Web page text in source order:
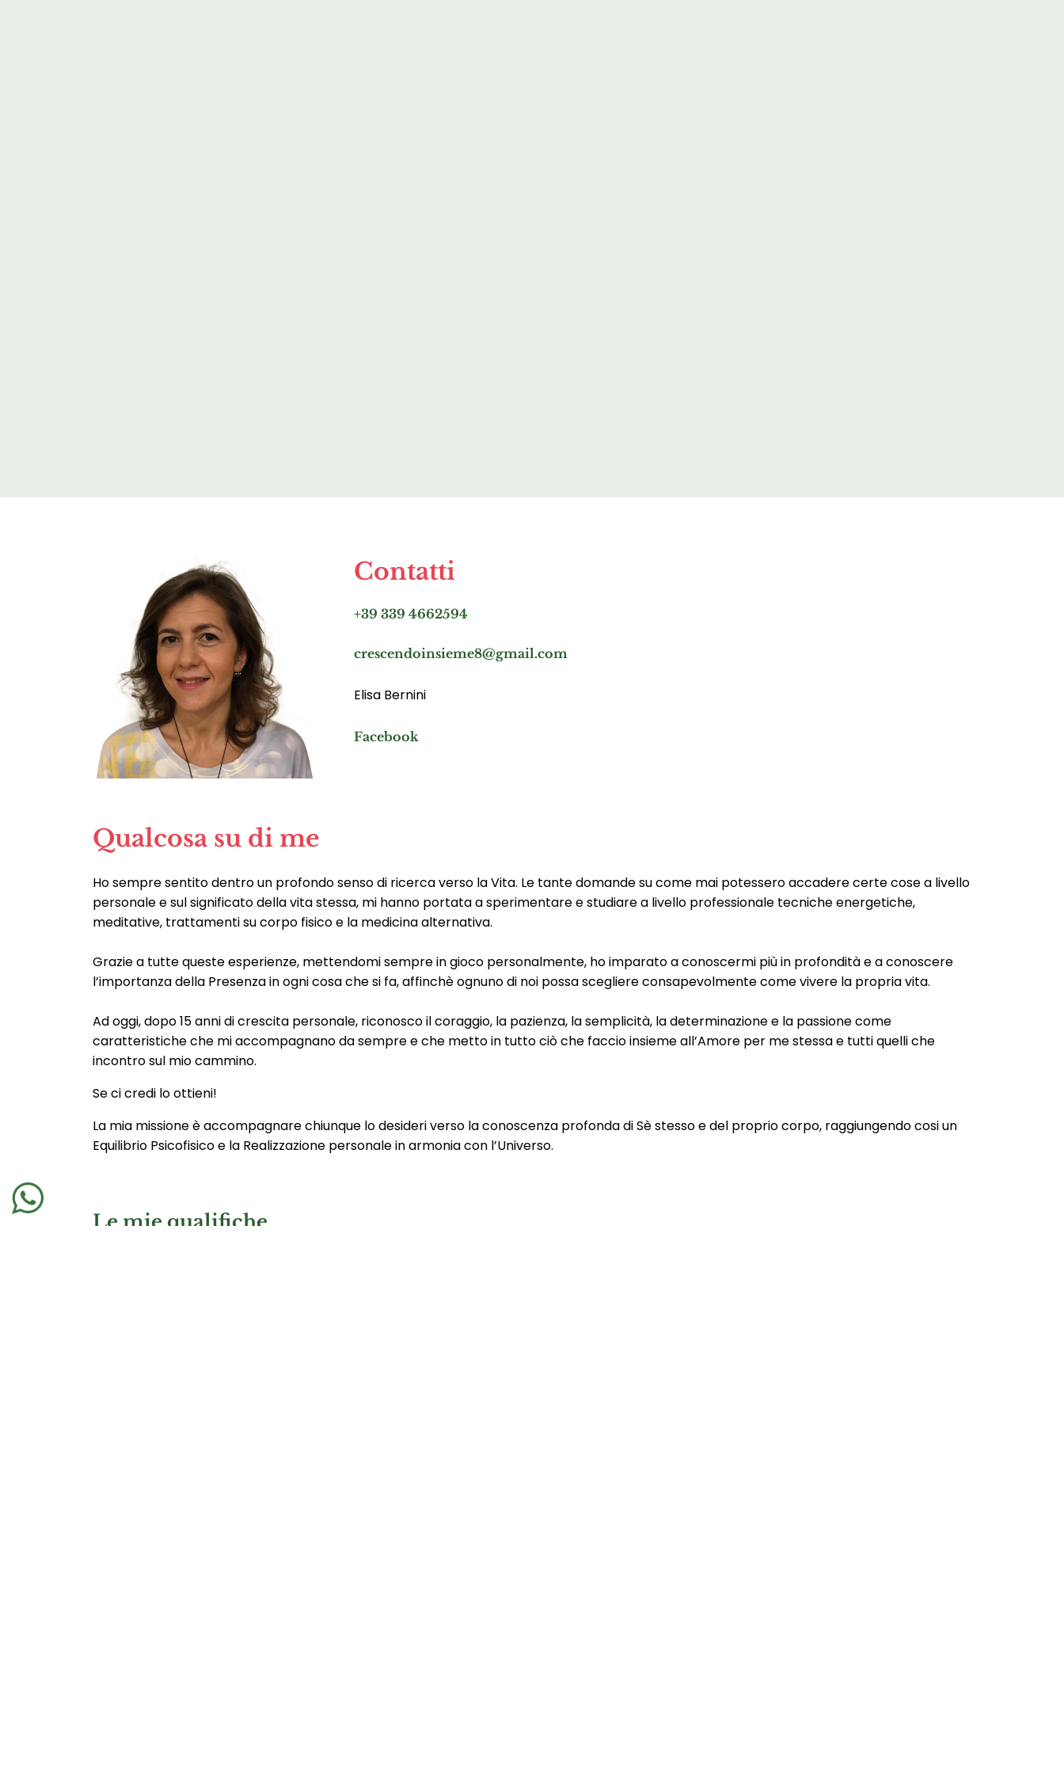
Contatti
+39 339 4662594
crescendoinsieme8@gmail.com
Elisa Bernini
Facebook
Qualcosa su di me
Ho sempre sentito dentro un profondo senso di ricerca verso la Vita. Le tante domande su come mai potessero accadere certe cose a livello
personale e sul significato della vita stessa, mi hanno portata a sperimentare e studiare a livello professionale tecniche energetiche,
meditative, trattamenti su corpo fisico e la medicina alternativa.
Grazie a tutte queste esperienze, mettendomi sempre in gioco personalmente, ho imparato a conoscermi più in profondità e a conoscere
l’importanza della Presenza in ogni cosa che si fa, affinchè ognuno di noi possa scegliere consapevolmente come vivere la propria vita.
Ad oggi, dopo 15 anni di crescita personale, riconosco il coraggio, la pazienza, la semplicità, la determinazione e la passione come
caratteristiche che mi accompagnano da sempre e che metto in tutto ciò che faccio insieme all’Amore per me stessa e tutti quelli che
incontro sul mio cammino.
Se ci credi lo ottieni!
La mia missione è accompagnare chiunque lo desideri verso la conoscenza profonda di Sè stesso e del proprio corpo, raggiungendo cosi un
Equilibrio Psicofisico e la Realizzazione personale in armonia con l’Universo.
Le mie qualifiche